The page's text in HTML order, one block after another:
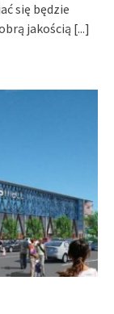
się będzie
jakością [...]